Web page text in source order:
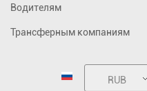
Водителям
Трансферным компаниям
RUB